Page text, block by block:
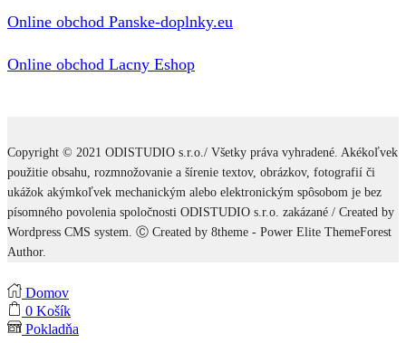
Online obchod Panske-doplnky.eu
Online obchod Lacny Eshop
Copyright © 2021 ODISTUDIO s.r.o./ Všetky práva vyhradené. Akékoľvek
použitie obsahu, rozmnožovanie a šírenie textov, obrázkov, fotografií či
ukážok akýmkoľvek mechanickým alebo elektronickým spôsobom je bez
písomného povolenia spoločnosti ODISTUDIO s.r.o. zakázané / Created by
Wordpress CMS system. Ⓒ Created by 8theme - Power Elite ThemeForest
Author.
Domov
0 Košík
Pokladňa